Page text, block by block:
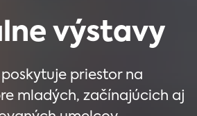
výstavy
poskytuje priestor na
mladých, začínajúcich aj